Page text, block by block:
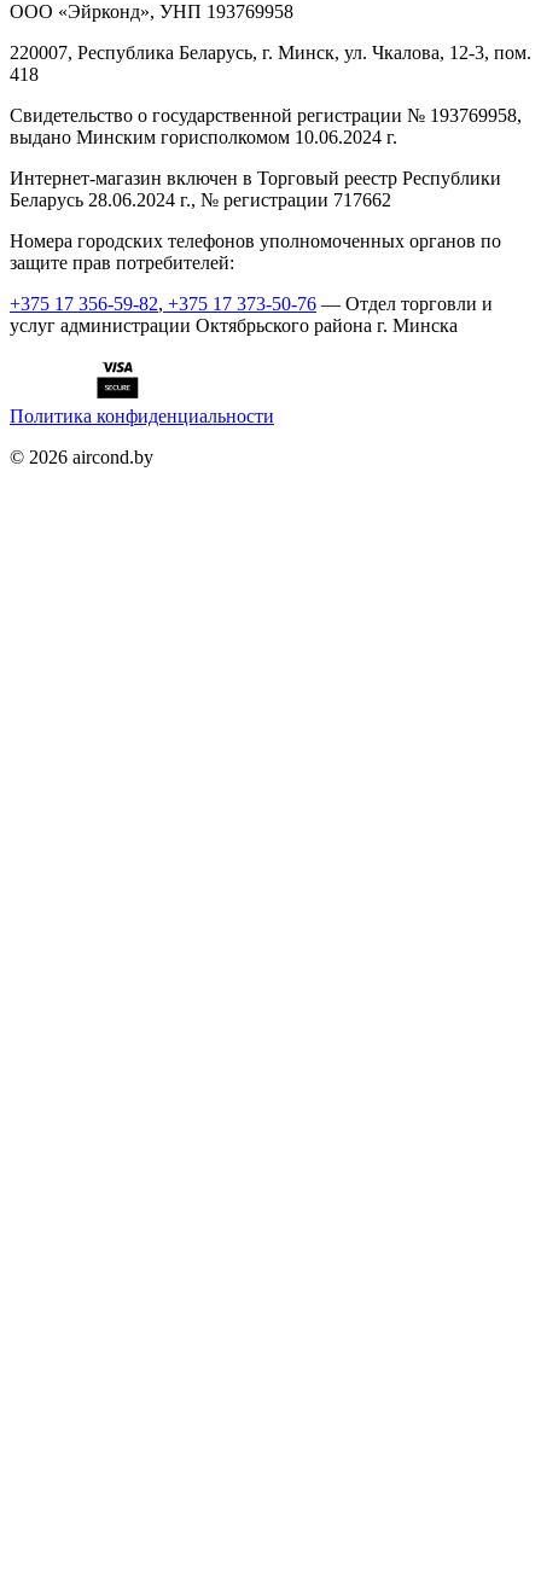
ООО «Эйрконд», УНП 193769958
220007, Республика Беларусь, г. Минск, ул. Чкалова, 12-3, пом.
418
Cвидетельство о государственной регистрации № 193769958,
выдано Минским горисполкомом 10.06.2024 г.
Интернет-магазин включен в Торговый реестр Республики
Беларусь 28.06.2024 г., № регистрации 717662
Номера городских телефонов уполномоченных органов по
защите прав потребителей:
+375 17 356-59-82, +375 17 373-50-76 — Отдел торговли и
услуг администрации Октябрьского района г. Минска
Политика конфиденциальности
© 2026 aircond.by